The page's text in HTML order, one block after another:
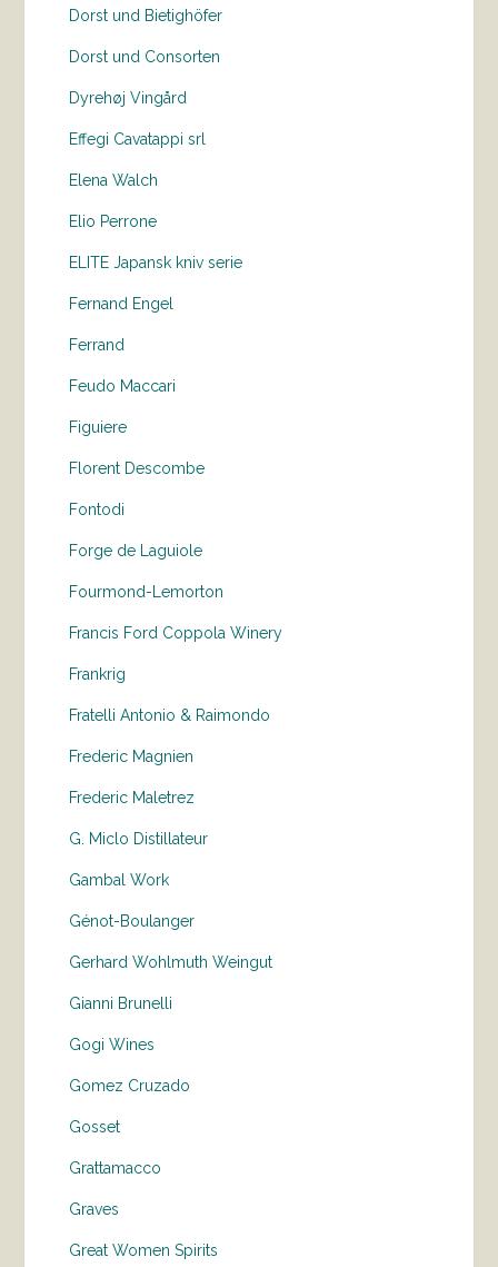
Dorst und Bietighöfer
Dorst und Consorten
Dyrehøj Vingård
Effegi Cavatappi srl
Elena Walch
Elio Perrone
ELITE Japansk kniv serie
Fernand Engel
Ferrand
Feudo Maccari
Figuiere
Florent Descombe
Fontodi
Forge de Laguiole
Fourmond-Lemorton
Francis Ford Coppola Winery
Frankrig
Fratelli Antonio & Raimondo
Frederic Magnien
Frederic Maletrez
G. Miclo Distillateur
Gambal Work
Génot-Boulanger
Gerhard Wohlmuth Weingut
Gianni Brunelli
Gogi Wines
Gomez Cruzado
Gosset
Grattamacco
Graves
Great Women Spirits